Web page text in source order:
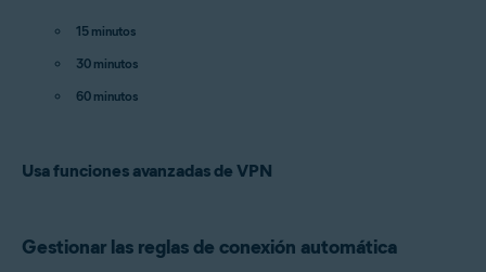
15 minutos
30 minutos
60 minutos
Usa funciones avanzadas de VPN
Gestionar las reglas de conexión automática